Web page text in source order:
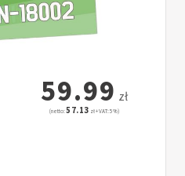
59.99 zł
(netto:57.13 zł + VAT: 5%)